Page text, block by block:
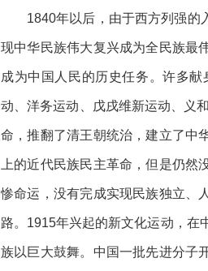
1840年以后，由于西方列强的
现中华民族伟大复兴成为全民族最
成为中国人民的历史任务。许多
动、洋务运动、戊戌维新运动、义
命，推翻了清王朝统治，建立了中
上的近代民族民主革命，但是仍
惨命运，没有完成实现民族独立、
路。1915年兴起的新文化运动，在
族以巨大鼓舞。中国一批先进分子